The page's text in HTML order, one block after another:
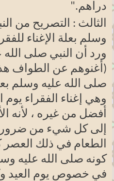
دراهم".
الثالث : التصريح من
وسلم بعلة الإغناء
ورد أن النبي صلى
(أغنوهم عن الطواف
صلى الله عليه وسلم
وهي إغناء الفقراء يوم
أفضل من غيره ، لأنه
إلى كل شيء من
الطعام في ذلك
كونه صلى الله عليه
في خصوص يوم العيد